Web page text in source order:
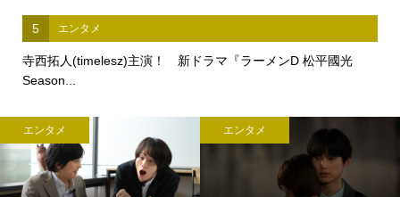
5 エンタメ
寺西拓人(timelesz)主演！ 新ドラマ『ラーメンD 松平國光
Season...